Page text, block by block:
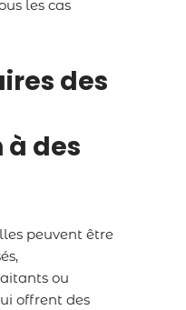
les cas
des
des
peuvent être
ou
offrent des